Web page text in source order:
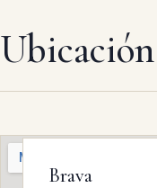
Ubicación
Brava